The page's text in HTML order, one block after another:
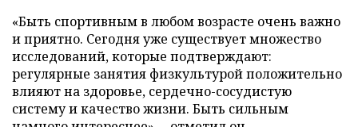
«Быть спортивным в любом возрасте очень важно
и приятно. Сегодня уже существует множество
исследований, которые подтверждают:
регулярные занятия физкультурой положительно
влияют на здоровье, сердечно-сосудистую
систему и качество жизни. Быть сильным